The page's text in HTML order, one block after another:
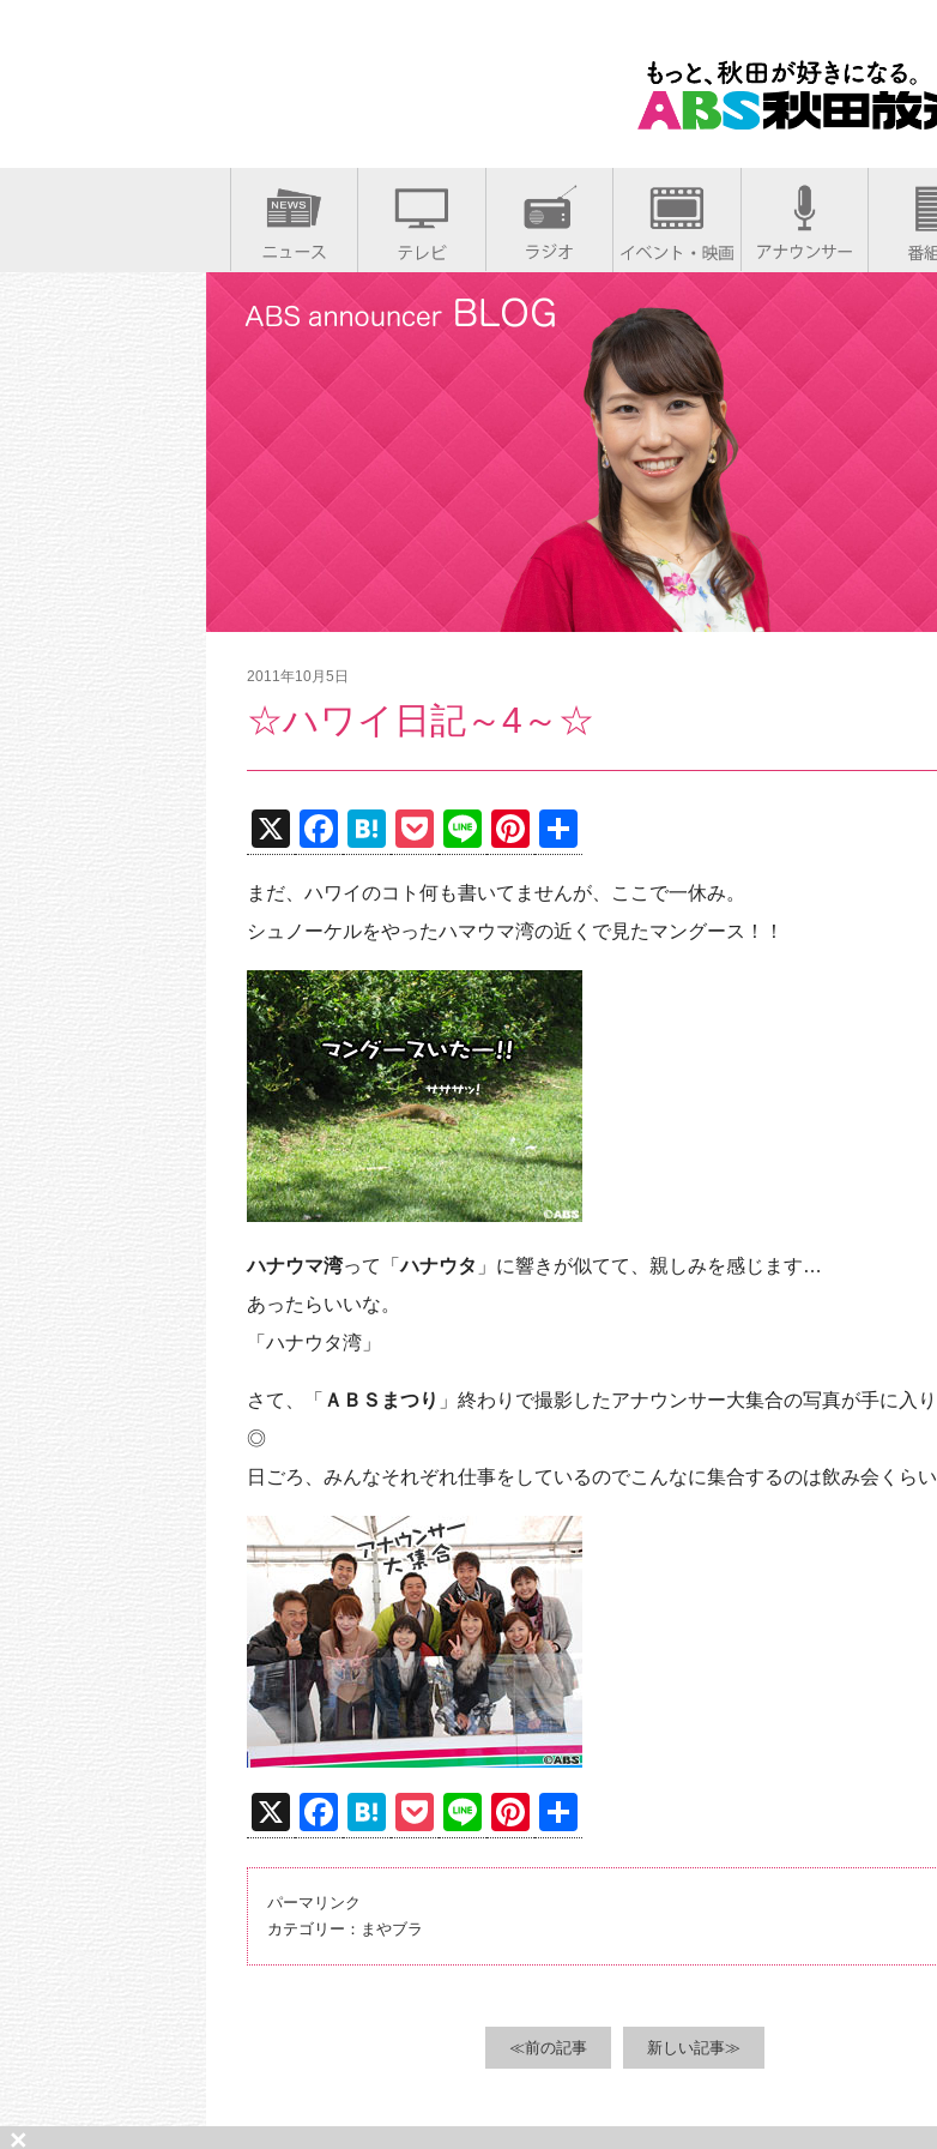
×
2011年10月5日
☆ハワイ日記～4～☆
X
F
a
c
e
b
o
o
k
H
at
e
n
a
P
o
ck
et
Li
n
e
Pi
nt
er
e
st
有
まだ、ハワイのコト何も書いてませんが、ここで一休み。
シュノーケルをやったハマウマ湾の近くで見たマングース！！
ハナウマ湾って「ハナウタ 」に響きが似てて、親しみを感じます…
あったらいいな。
「ハナウタ湾」
さて、「 ＡＢＳまつり 」終わりで撮影したアナウンサー大集合の写真が手に入
◎
日ごろ、みんなそれぞれ仕事をしているのでこんなに集合するのは飲み会くらい
X
F
a
c
e
b
H
at
n
a
P
o
Li
n
Pi
nt
st
有
パーマリンク
カテゴリー： まやブラ
≪前の記事 新しい記事≫